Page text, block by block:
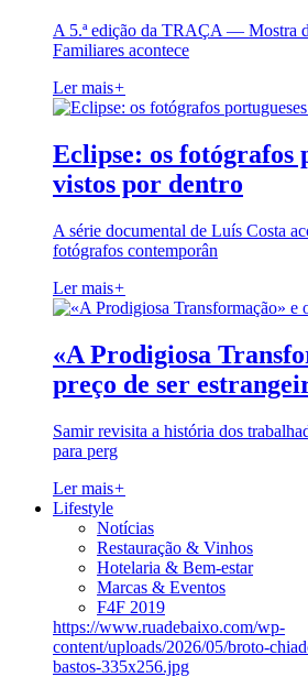
A 5.ª edição da TRAÇA — Mostra
Familiares acontece
Ler mais+
Eclipse: os fotógrafos
vistos por dentro
A série documental de Luís Costa
fotógrafos contemporân
Ler mais+
«A Prodigiosa
preço de ser
Samir revisita a história dos
para perg
Ler mais+
Lifestyle
Notícias
Restauração & Vinhos
Hotelaria & Bem-estar
Marcas & Eventos
F4F 2019
https://www.ruadebaixo.com/wp-
content/uploads/2026/05/broto-
bastos-335x256.jpg